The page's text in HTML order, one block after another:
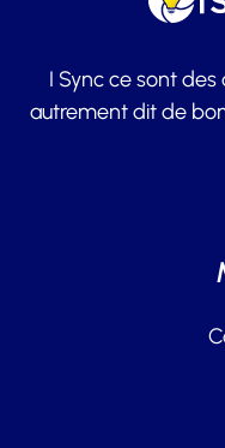
I Sync ce sont
autrement dit de